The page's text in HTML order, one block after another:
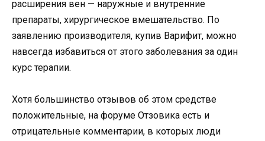
расширения вен — наружные и внутренние
препараты, хирургическое вмешательство. По
заявлению производителя, купив Варифит, можно
навсегда избавиться от этого заболевания за один
курс терапии.
Хотя большинство отзывов об этом средстве
положительные, на форуме Отзовика есть и
отрицательные комментарии, в которых люди